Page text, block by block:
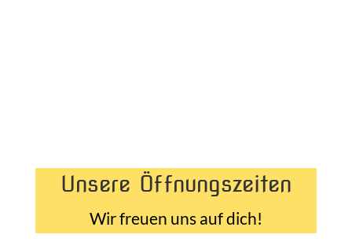
Unsere Öffnungszeiten
Wir freuen uns auf dich!